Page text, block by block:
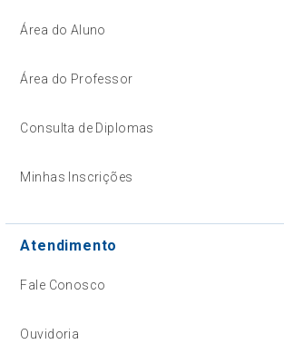
Área do Aluno
Área do Professor
Consulta de Diplomas
Minhas Inscrições
Atendimento
Fale Conosco
Ouvidoria